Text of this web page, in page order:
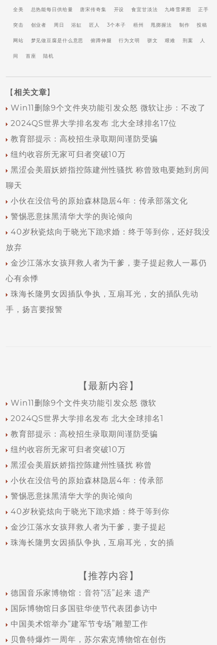
全美 总热能每日供给量 唐宋传奇集 开设 食宜甘淡法 九峰雪霁图 正手
突击 创业者 周日 浴缸 匠人 3个本子 梧州 甩掷握法 制作 投稿
网站 梦见做豆腐是什么意思 俯蹲伸腿 行为文明 骈文 艰难 刑案 人
间 首座 陆机
【 相关文章】
Win11删除9个文件夹功能引发众怒 微软让步：不改了
2024QS世界大学排名发布 北大全球排名17位
教育部提示：高校招生录取期间谨防受骗
纽约收容所无家可归者突破10万
黑涩会美眉妖娇指控陈建州性骚扰 称曾致电要她到房间
聊天
小伙在没信号的原始森林隐居4年：传承部落文化
警惕恶意抹黑清华大学的舆论倾向
40岁秋瓷炫向于晓光下跪求婚：终于等到你，还好我没
放弃
金沙江落水女孩拜救人者为干爹，妻子提起救人一幕仍
心有余悸
珠海长隆男女因插队争执，互扇耳光，女的插队先动
手，扬言要报警
【最新内容】
Win11删除9个文件夹功能引发众怒 微软
2024QS世界大学排名发布 北大全球排名1
教育部提示：高校招生录取期间谨防受骗
纽约收容所无家可归者突破10万
黑涩会美眉妖娇指控陈建州性骚扰 称曾
小伙在没信号的原始森林隐居4年：传承部
警惕恶意抹黑清华大学的舆论倾向
40岁秋瓷炫向于晓光下跪求婚：终于等到你
金沙江落水女孩拜救人者为干爹，妻子提起
珠海长隆男女因插队争执，互扇耳光，女的插
【推荐内容】
德国音乐家博物馆：音符“活”起来 遗产
国际博物馆日多国驻华使节代表团参访中
中国美术馆举办“建军节专场”雕塑工作
贝鲁特爆炸一周年，苏尔索克博物馆在创伤